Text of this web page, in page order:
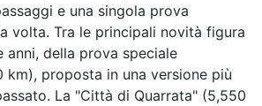
e una singola prova
volta. Tra le principali novità figura
della prova speciale
km), proposta in una versione più
La "Città di Quarrata" (5,550